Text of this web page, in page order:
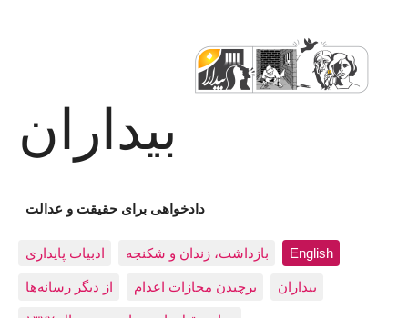
بیداران
دادخواهی برای حقیقت و عدالت
ادبيات پايداری بازداشت، زندان و شکنجه English
از دیگر رسانه‌ها برچیدن مجازات اعدام بيداران